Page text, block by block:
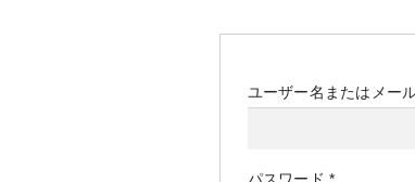
ユーザー名またはメー
必